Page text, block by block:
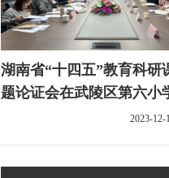
湖南省“十四五”教育科研
题论证会在武陵区第六小
2023-12-